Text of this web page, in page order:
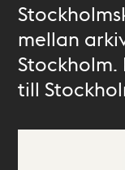
mellan
till